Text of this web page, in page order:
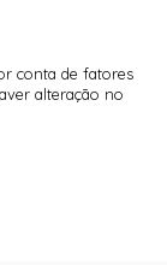
conta de fatores
alteração no